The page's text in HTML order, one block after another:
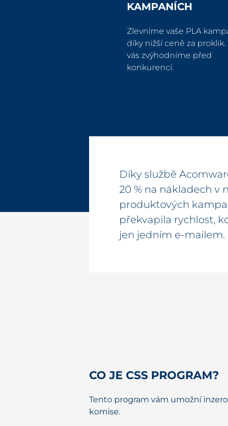
KAMPANÍCH
Zlevníme vaše PLA
díky nižší ceně za proklik.
vás zvýhodníme před
konkurencí.
Díky službě
20 % na nákladech v
produktových
překvapila rychlost,
jen jedním e-mailem.
CO JE CSS PROGRAM?
Tento program vám umožní
komise.